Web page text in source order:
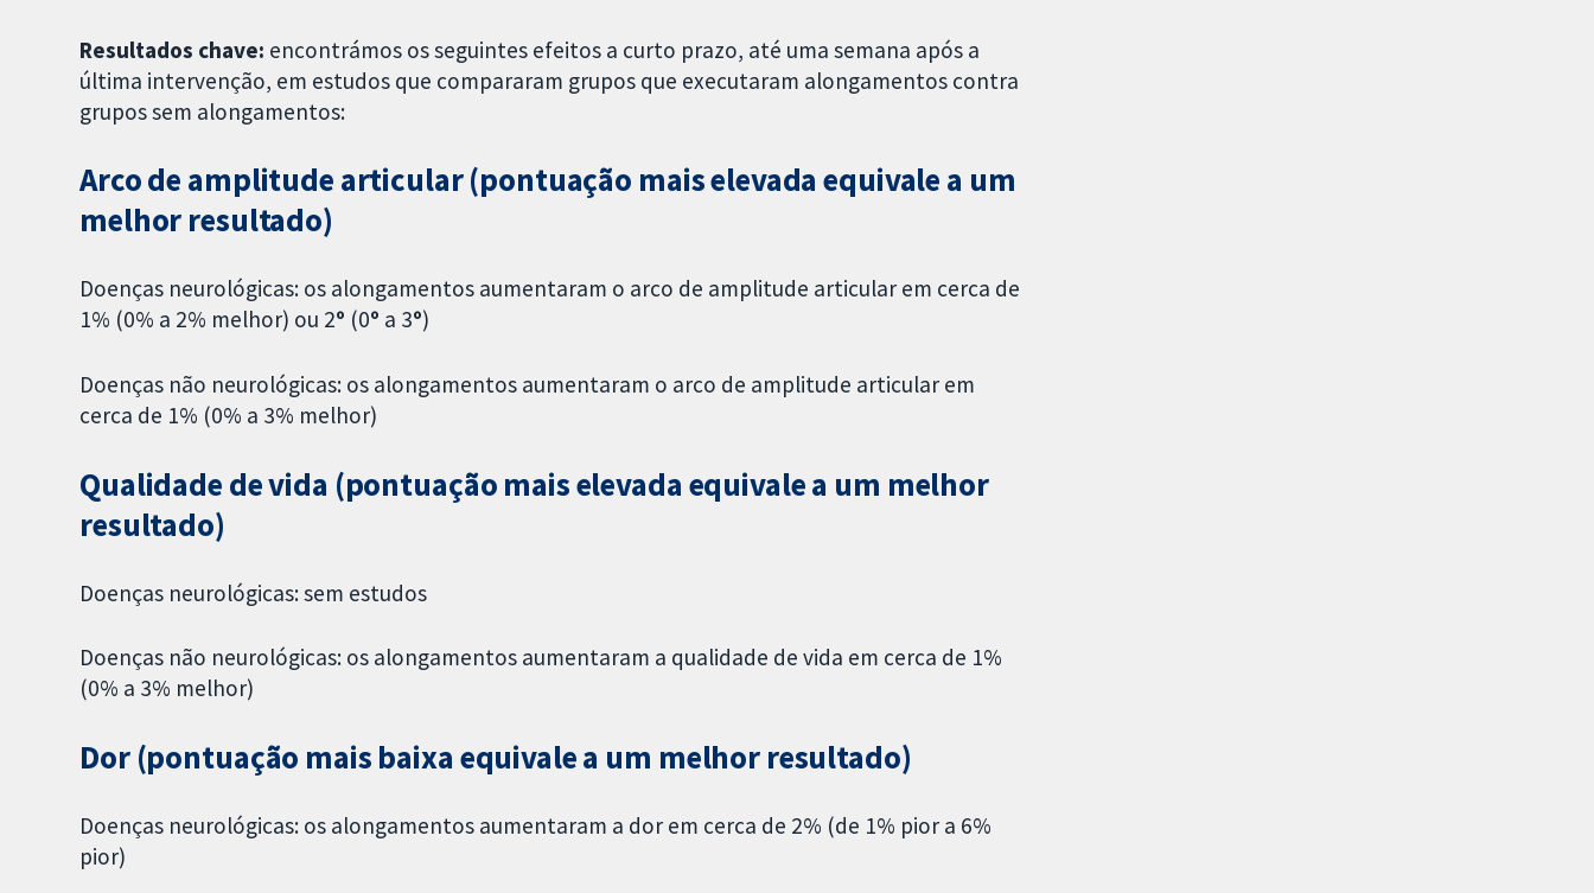
Resultados chave: encontrámos os seguintes efeitos a curto prazo, até uma semana após a
última intervenção, em estudos que compararam grupos que executaram alongamentos contra
grupos sem alongamentos:
Arco de amplitude articular (pontuação mais elevada equivale a um
melhor resultado)
Doenças neurológicas: os alongamentos aumentaram o arco de amplitude articular em cerca de
1% (0% a 2% melhor) ou 2º (0º a 3º)
Doenças não neurológicas: os alongamentos aumentaram o arco de amplitude articular em
cerca de 1% (0% a 3% melhor)
Qualidade de vida (pontuação mais elevada equivale a um melhor
resultado)
Doenças neurológicas: sem estudos
Doenças não neurológicas: os alongamentos aumentaram a qualidade de vida em cerca de 1%
(0% a 3% melhor)
Dor (pontuação mais baixa equivale a um melhor resultado)
Doenças neurológicas: os alongamentos aumentaram a dor em cerca de 2% (de 1% pior a 6%
pior)